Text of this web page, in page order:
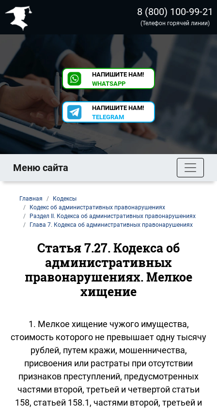
8 (800) 100-99-21
(Телефон горячей линии)
НАПИШИТЕ НАМ!
WHATSAPP
НАПИШИТЕ НАМ!
TELEGRAM
Меню сайта
Главная
Кодексы
Кодекс об административных правонарушениях
Раздел II. Кодекса об административных правонарушениях
Глава 7. Кодекса об административных правонарушениях
Статья 7.27. Кодекса об
административных
правонарушениях. Мелкое
хищение
1. Мелкое хищение чужого имущества,
стоимость которого не превышает одну тысячу
рублей, путем кражи, мошенничества,
присвоения или растраты при отсутствии
признаков преступлений, предусмотренных
частями второй, третьей и четвертой статьи
158, статьей 158.1, частями второй, третьей и